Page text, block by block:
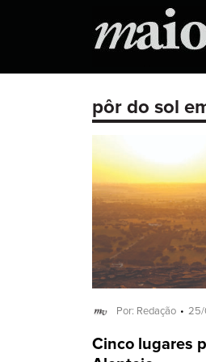
pôr do sol
Por: Redação 25/
Cinco lugares